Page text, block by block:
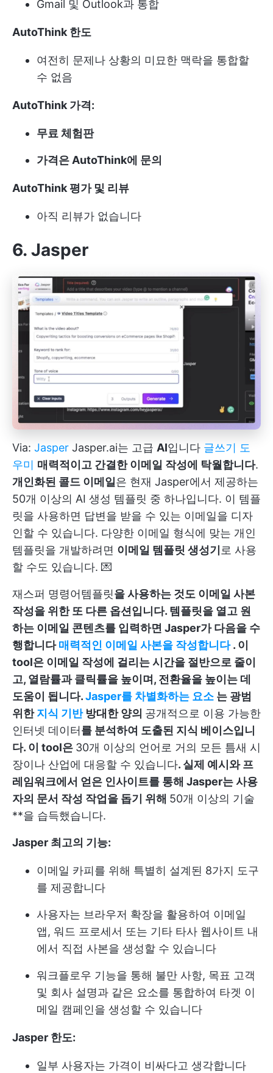
Gmail 및 Outlook과 통합
AutoThink 한도
여전히 문제나 상황의 미묘한 맥락을 통합할
수 없음
AutoThink 가격:
무료 체험판
가격은 AutoThink에 문의
AutoThink 평가 및 리뷰
아직 리뷰가 없습니다
6. Jasper
Via: Jasper Jasper.ai는 고급 AI입니다 글쓰기 도
우미 매력적이고 간결한 이메일 작성에 탁월합니다.
개인화된 콜드 이메일은 현재 Jasper에서 제공하는
50개 이상의 AI 생성 템플릿 중 하나입니다. 이 템플
릿을 사용하면 답변을 받을 수 있는 이메일을 디자
인할 수 있습니다. 다양한 이메일 형식에 맞는 개인
템플릿을 개발하려면 이메일 템플릿 생성기 로 사용
할 수도 있습니다. 💌
재스퍼 명령어템플릿을 사용하는 것도 이메일 사본
작성을 위한 또 다른 옵션입니다. 템플릿을 열고 원
하는 이메일 콘텐츠를 입력하면 Jasper가 다음을 수
행합니다매력적인 이메일 사본을 작성합니다. 이
tool은 이메일 작성에 걸리는 시간을 절반으로 줄이
고, 열람률과 클릭률을 높이며, 전환율을 높이는 데
도움이 됩니다.Jasper를 차별화하는 요소 는 광범
위한지식 기반방대한 양의 공개적으로 이용 가능한
인터넷 데이터를 분석하여 도출된 지식 베이스입니
다. 이 tool은 30개 이상의 언어로 거의 모든 틈새 시
장이나 산업에 대응할 수 있습니다. 실제 예시와 프
레임워크에서 얻은 인사이트를 통해 Jasper는 사용
자의 문서 작성 작업을 돕기 위해 50개 이상의 기술
**을 습득했습니다.
Jasper 최고의 기능:
이메일 카피를 위해 특별히 설계된 8가지 도구
를 제공합니다
사용자는 브라우저 확장을 활용하여 이메일
앱, 워드 프로세서 또는 기타 타사 웹사이트 내
에서 직접 사본을 생성할 수 있습니다
워크플로우 기능을 통해 불만 사항, 목표 고객
및 회사 설명과 같은 요소를 통합하여 타겟 이
메일 캠페인을 생성할 수 있습니다
Jasper 한도:
일부 사용자는 가격이 비싸다고 생각합니다